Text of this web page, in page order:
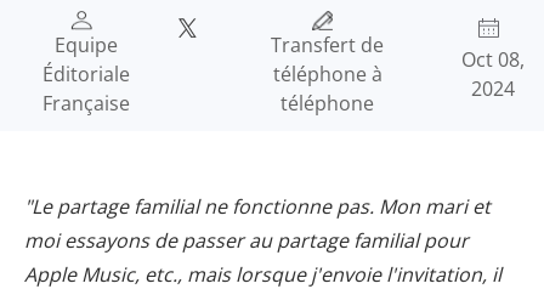
Equipe
Éditoriale
Française
Transfert de
téléphone à
téléphone
Oct 08,
2024
"Le partage familial ne fonctionne pas. Mon mari et
moi essayons de passer au partage familial pour
Apple Music, etc., mais lorsque j'envoie l'invitation, il